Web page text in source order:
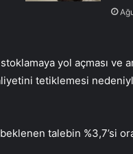
yol açması ve
tetiklemesi
talebin %3,7’si